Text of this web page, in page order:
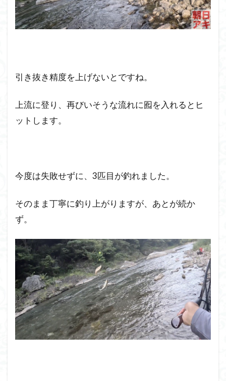
引き抜き精度を上げないとですね。
上流に登り、再びいそうな流れに囮を入れるとヒ
ットします。
今度は失敗せずに、3匹目が釣れました。
そのまま丁寧に釣り上がりますが、あとが続か
ず。